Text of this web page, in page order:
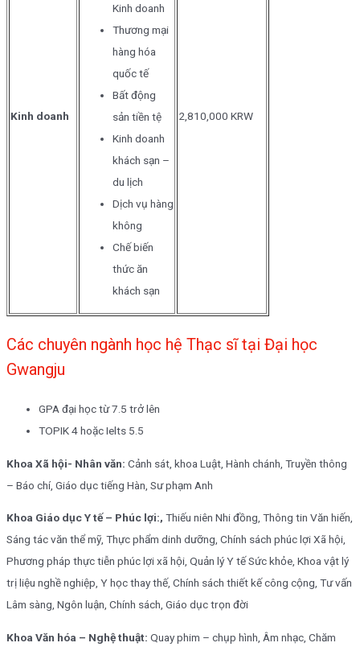
Kinh doanh
Kinh doanh
Thương mại
hàng hóa
quốc tế
Bất động
sản tiền tệ
Kinh doanh
khách sạn –
du lịch
Dịch vụ hàng
không
Chế biến
thức ăn
khách sạn
2,810,000 KRW
Các chuyên ngành học hệ Thạc sĩ tại Đại học
Gwangju
GPA đại học từ 7.5 trở lên
TOPIK 4 hoặc Ielts 5.5
Khoa Xã hội- Nhân văn: Cảnh sát, khoa Luật, Hành chánh, Truyền thông
– Báo chí, Giáo dục tiếng Hàn, Sư phạm Anh
Khoa Giáo dục Y tế – Phúc lợi:, Thiếu niên Nhi đồng, Thông tin Văn hiến,
Sáng tác văn thể mỹ, Thực phẩm dinh dưỡng, Chính sách phúc lợi Xã hội,
Phương pháp thực tiễn phúc lợi xã hội, Quản lý Y tế Sức khỏe, Khoa vật lý
trị liệu nghề nghiệp, Y học thay thế, Chính sách thiết kế công cộng, Tư vấn
Lâm sàng, Ngôn luận, Chính sách, Giáo dục trọn đời
Khoa Văn hóa – Nghệ thuật: Quay phim – chụp hình, Âm nhạc, Chăm